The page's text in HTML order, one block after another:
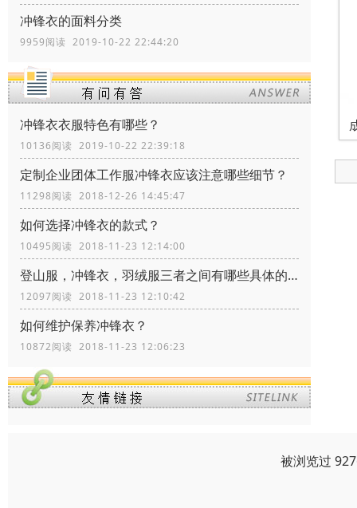
冲锋衣的面料分类
9959阅读 2019-10-22 22:44:20
冲锋衣衣服特色有哪些？
10136阅读 2019-10-22 22:39:18
定制企业团体工作服冲锋衣应该注意哪些细节？
11298阅读 2018-12-26 14:45:47
如何选择冲锋衣的款式？
10495阅读 2018-11-23 12:14:00
登山服，冲锋衣，羽绒服三者之间有哪些具体的区别？
12097阅读 2018-11-23 12:10:42
如何维护保养冲锋衣？
10872阅读 2018-11-23 12:06:23
被浏览过